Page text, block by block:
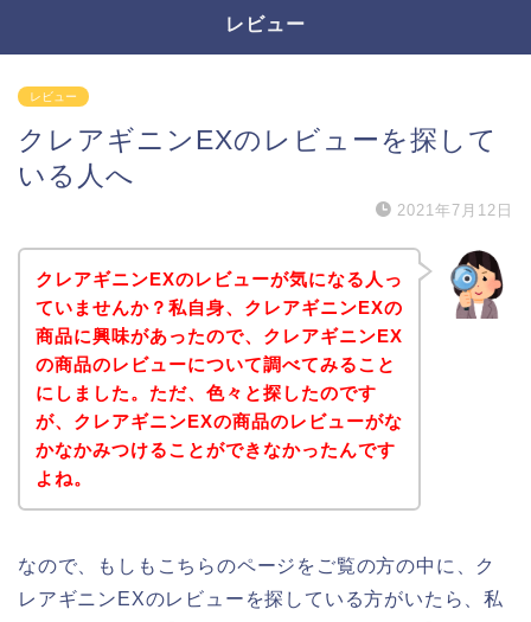
レビュー
レビュー
クレアギニンEXのレビューを探して
いる人へ
2021年7月12日
クレアギニンEXのレビューが気になる人っ
ていませんか？私自身、クレアギニンEXの
商品に興味があったので、クレアギニンEX
の商品のレビューについて調べてみること
にしました。ただ、色々と探したのです
が、クレアギニンEXの商品のレビューがな
かなかみつけることができなかったんです
よね。
なので、もしもこちらのページをご覧の方の中に、ク
レアギニンEXのレビューを探している方がいたら、私